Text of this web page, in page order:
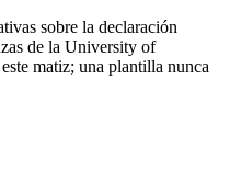
sobre la declaración
de la University of
matiz; una plantilla nunca